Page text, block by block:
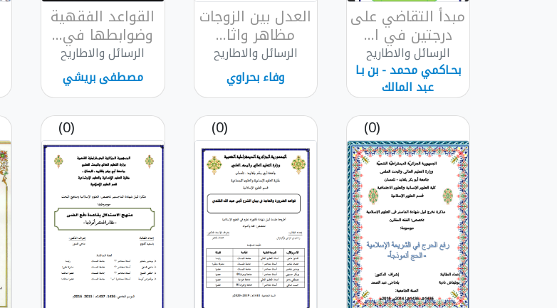
مبدأ التقاضي على
درجتين في ا...
الرسائل والاطاريح
بحـاكمي محمد - بن بـا
عبد المالك
العدل بين الزوجات
مظاهر واثا...
الرسائل والاطاريح
وفاء بحراوي
القواعد الفقهية
وضوابطها في...
الرسائل والاطاريح
مصطفى بريشي
(0)
(0)
(0)